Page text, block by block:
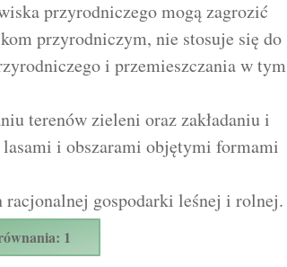
przyrodniczego mogą zagrozić
przyrodniczym, nie stosuje się do
i przemieszczania w tym
terenów zieleni oraz zakładaniu i
i obszarami objętymi formami
gospodarki leśnej i rolnej.
1